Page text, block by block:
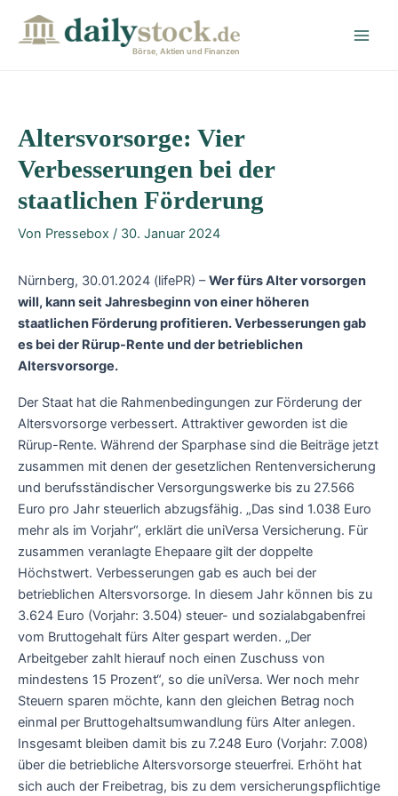
Börse, Aktien und Finanzen
Altersvorsorge: Vier
Verbesserungen bei der
staatlichen Förderung
Von Pressebox / 30. Januar 2024
Nürnberg, 30.01.2024 (lifePR) –Wer fürs Alter vorsorgen
will, kann seit Jahresbeginn von einer höheren
staatlichen Förderung profitieren. Verbesserungen gab
es bei der Rürup-Rente und der betrieblichen
Altersvorsorge.
Der Staat hat die Rahmenbedingungen zur Förderung der
Altersvorsorge verbessert. Attraktiver geworden ist die
Rürup-Rente. Während der Sparphase sind die Beiträge jetzt
zusammen mit denen der gesetzlichen Rentenversicherung
und berufsständischer Versorgungswerke bis zu 27.566
Euro pro Jahr steuerlich abzugsfähig. „Das sind 1.038 Euro
mehr als im Vorjahr“, erklärt die uniVersa Versicherung. Für
zusammen veranlagte Ehepaare gilt der doppelte
Höchstwert. Verbesserungen gab es auch bei der
betrieblichen Altersvorsorge. In diesem Jahr können bis zu
3.624 Euro (Vorjahr: 3.504) steuer- und sozialabgabenfrei
vom Bruttogehalt fürs Alter gespart werden. „Der
Arbeitgeber zahlt hierauf noch einen Zuschuss von
mindestens 15 Prozent“, so die uniVersa. Wer noch mehr
Steuern sparen möchte, kann den gleichen Betrag noch
einmal per Bruttogehaltsumwandlung fürs Alter anlegen.
Insgesamt bleiben damit bis zu 7.248 Euro (Vorjahr: 7.008)
über die betriebliche Altersvorsorge steuerfrei. Erhöht hat
sich auch der Freibetrag, bis zu dem versicherungspflichtige